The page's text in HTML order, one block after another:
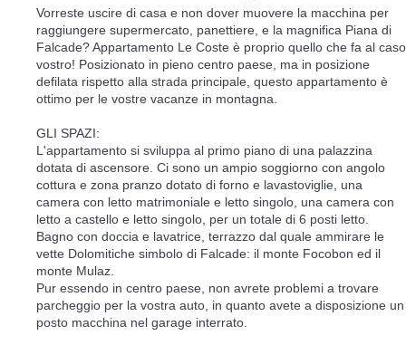
Vorreste uscire di casa e non dover muovere la macchina per
raggiungere supermercato, panettiere, e la magnifica Piana di
Falcade? Appartamento Le Coste è proprio quello che fa al caso
vostro! Posizionato in pieno centro paese, ma in posizione
defilata rispetto alla strada principale, questo appartamento è
ottimo per le vostre vacanze in montagna.
GLI SPAZI:
L'appartamento si sviluppa al primo piano di una palazzina
dotata di ascensore. Ci sono un ampio soggiorno con angolo
cottura e zona pranzo dotato di forno e lavastoviglie, una
camera con letto matrimoniale e letto singolo, una camera con
letto a castello e letto singolo, per un totale di 6 posti letto.
Bagno con doccia e lavatrice, terrazzo dal quale ammirare le
vette Dolomitiche simbolo di Falcade: il monte Focobon ed il
monte Mulaz.
Pur essendo in centro paese, non avrete problemi a trovare
parcheggio per la vostra auto, in quanto avete a disposizione un
posto macchina nel garage interrato.